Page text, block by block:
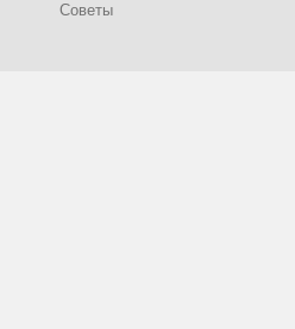
Советы